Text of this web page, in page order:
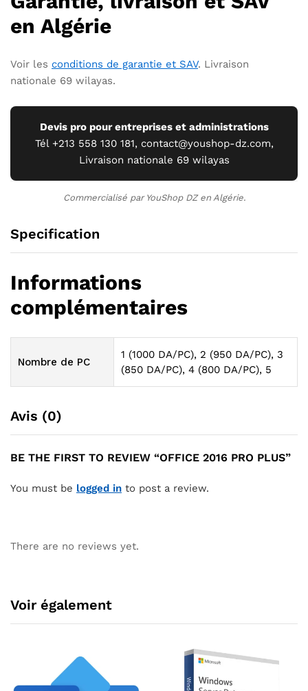
en Algérie
Voir les conditions de garantie et SAV. Livraison
nationale 69 wilayas.
Devis pro pour entreprises et administrations
Tél +213 558 130 181, contact@youshop-dz.com,
Livraison nationale 69 wilayas
Commercialisé par YouShop DZ en Algérie.
Specification
Informations
complémentaires
Nombre de PC
1 (1000 DA/PC), 2 (950 DA/PC), 3
(850 DA/PC), 4 (800 DA/PC), 5
Avis (0)
BE THE FIRST TO REVIEW “OFFICE 2016 PRO PLUS”
You must be logged in to post a review.
There are no reviews yet.
Voir également